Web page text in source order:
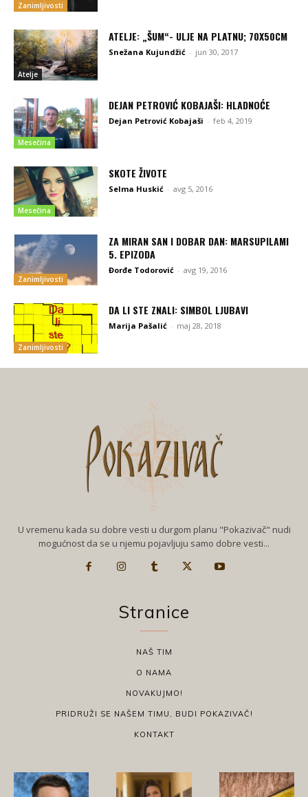
Zanimljivosti
Atelje
ATELJE: „ŠUM“- ULJE NA PLATNU; 70X50CM
Snežana Kujundžić - jun 30, 2017
Mesečina
DEJAN PETROVIĆ KOBAJAŠI: HLADNOĆE
Dejan Petrović Kobajaši - feb 4, 2019
Mesečina
SKOTE ŽIVOTE
Selma Huskić - avg 5, 2016
Zanimljivosti
ZA MIRAN SAN I DOBAR DAN: MARSUPILAMI
5. EPIZODA
Đorđe Todorović - avg 19, 2016
Zanimljivosti
DA LI STE ZNALI: SIMBOL LJUBAVI
Marija Pašalić - maj 28, 2018
U vremenu kada su dobre vesti u durgom planu "Pokazivač" nudi
mogućnost da se u njemu pojavljuju samo dobre vesti...
Stranice
NAŠ TIM
O NAMA
NOVAKUJMO!
PRIDRUŽI SE NAŠEM TIMU, BUDI POKAZIVAČ!
KONTAKT